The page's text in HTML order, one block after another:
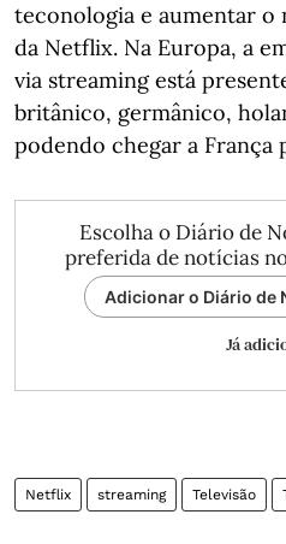
teconologia e aumentar
da Netflix. Na Europa, a
via streaming está
britânico, germânico,
podendo chegar a França
Escolha o Diário de
preferida de notícias
Adicionar o Diário de
Já
Netflix streaming Televisão